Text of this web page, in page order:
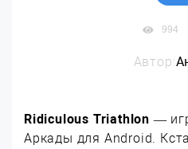
994
Автор:
Ridiculous Triathlon —
Аркады для Android.